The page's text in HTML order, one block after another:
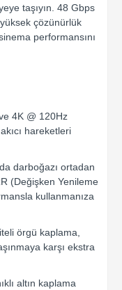
taşıyın. 48 Gbps
çözünürlük
performansını
4K @ 120Hz
hareketleri
darboğazı ortadan
(Değişken Yenileme
kullanmanıza
örgü kaplama,
karşı ekstra
altın kaplama